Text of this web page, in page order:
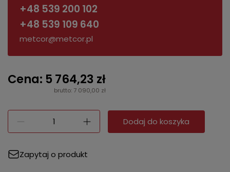
+48 539 200 102
+48 539 109 640
metcor@metcor.pl
Cena: 5 764,23 zł
brutto: 7 090,00 zł
Dodaj do koszyka
Zapytaj o produkt